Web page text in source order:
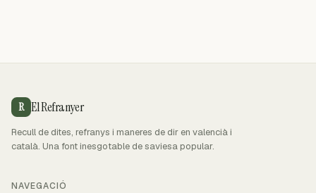
R El Refranyer
Recull de dites, refranys i maneres de dir en valencià i
català. Una font inesgotable de saviesa popular.
NAVEGACIÓ